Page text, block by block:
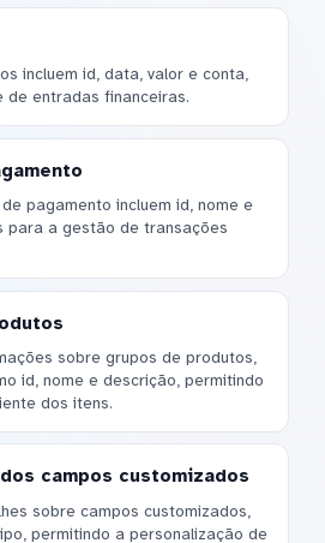
incluem id, data, valor e conta,
de entradas financeiras.
pagamento incluem id, nome e
para a gestão de transações
sobre grupos de produtos,
id, nome e descrição, permitindo
dos itens.
campos customizados
sobre campos customizados,
permitindo a personalização de